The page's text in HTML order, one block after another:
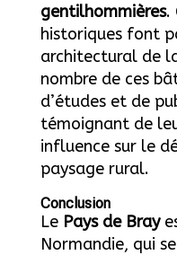
gentilhommières.
historiques font
architectural de
nombre de ces
d’études et de
témoignant de
influence sur le
paysage rural.
Conclusion
Le Pays de Bray
Normandie, qui